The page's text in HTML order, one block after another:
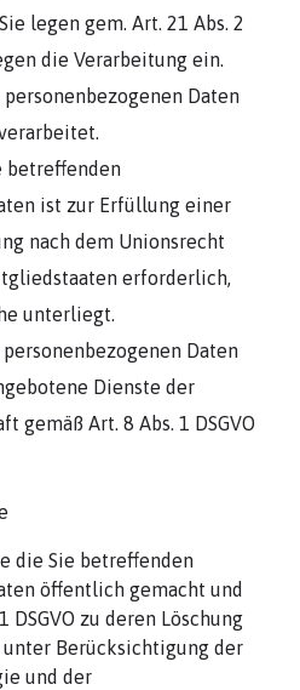
legen gem. Art. 21 Abs. 2
die Verarbeitung ein.
Daten
betreffenden
ist zur Erfüllung einer
nach dem Unionsrecht
erforderlich,
unterliegt.
Daten
Dienste der
gemäß Art. 8 Abs. 1 DSGVO
die Sie betreffenden
öffentlich gemacht und
DSGVO zu deren Löschung
Berücksichtigung der
und der